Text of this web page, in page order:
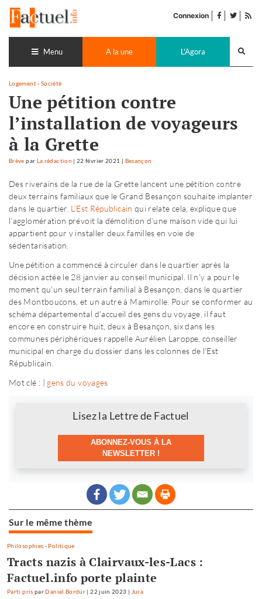
contenu
Connexion facebook
twitter
Menu A la une L'Agora
Logement- Société
Une pétition contre
l’installation de voyageurs
à la Grette
Brève par La rédaction |22 février 2021 | Besançon
Des riverains de la rue de la Grette lancent une pétition contre
deux terrains familiaux que le Grand Besançon souhaite implanter
dans le quartier. L’Est Républicain qui relate cela, explique que
l’agglomération prévoit la démolition d’une maison vide qui lui
appartient pour y installer deux familles en voie de
sédentarisation.
Une pétition a commencé à circuler dans le quartier après la
décision actée le 28 janvier au conseil municipal. Il n’y a pour le
moment qu’un seul terrain familial à Besançon, dans le quartier
des Montboucons, et un autre à Mamirolle. Pour se conformer au
schéma départemental d’accueil des gens du voyage, il faut
encore en construire huit, deux à Besançon, six dans les
communes périphériques rappelle Aurélien Laroppe, conseiller
municipal en charge du dossier dans les colonnes de l'Est
Républicain.
Mot clé : | gens du voyages
Lisez la Lettre de Factuel
ABONNEZ-VOUS À LA
NEWSLETTER !
Sur le même thème
Philosophies - Politique
Tracts nazis à Clairvaux-les-Lacs :
Factuel.info porte plainte
Parti pris parDaniel Bordür |22 juin 2023 | Jura